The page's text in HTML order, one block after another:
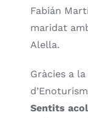
Fabián
maridat
Alella.
Gràcies a
Sentits